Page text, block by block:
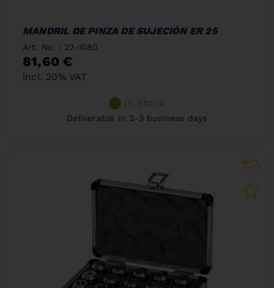
MANDRIL DE PINZA DE SUJECIÓN ER 25
Art. No. : 22-1080
81,60 €
incl. 20% VAT
In Stock
Deliverable in 2-3 business days